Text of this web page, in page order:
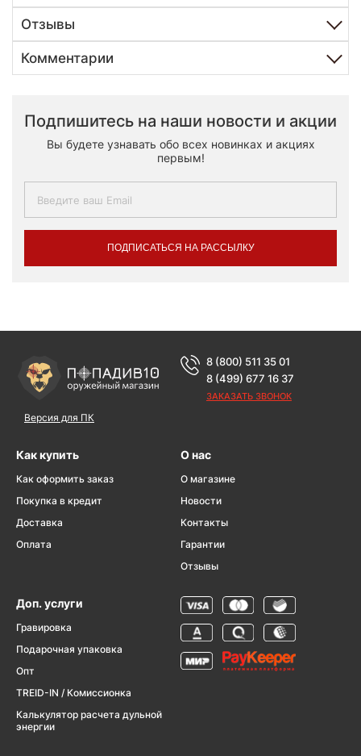
Отзывы
Комментарии
Подпишитесь на наши новости и акции
Вы будете узнавать обо всех новинках и акциях
первым!
ПОДПИСАТЬСЯ НА РАССЫЛКУ
Версия для ПК
8 (800) 511 35 01
8 (499) 677 16 37
ЗАКАЗАТЬ ЗВОНОК
Как купить
Как оформить заказ
Покупка в кредит
Доставка
Оплата
О нас
О магазине
Новости
Контакты
Гарантии
Отзывы
Доп. услуги
Гравировка
Подарочная упаковка
Опт
TREID-IN / Комиссионка
Калькулятор расчета дульной
энергии